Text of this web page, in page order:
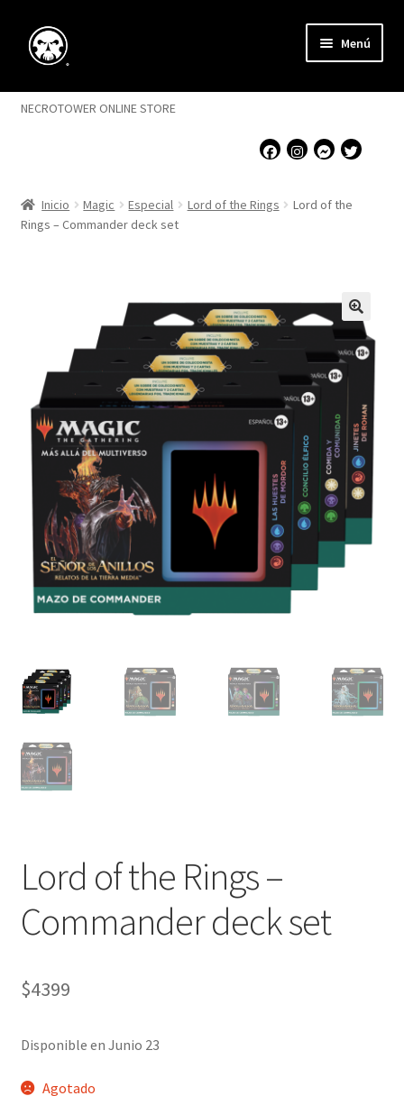
Saltar
al
Menú
Magic
Accesorios
menú
hijo
NECROTOWER ONLINE STORE
Inicio Magic Especial Lord of the Rings
Lord of the
Rings – Commander deck set
Lord of the Rings –
Commander deck set
$4399
Disponible en Junio 23
Agotado